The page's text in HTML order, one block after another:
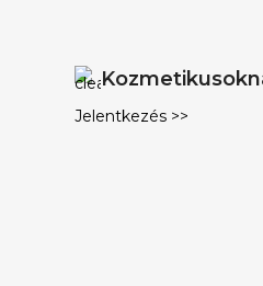
Jelentkezés >>